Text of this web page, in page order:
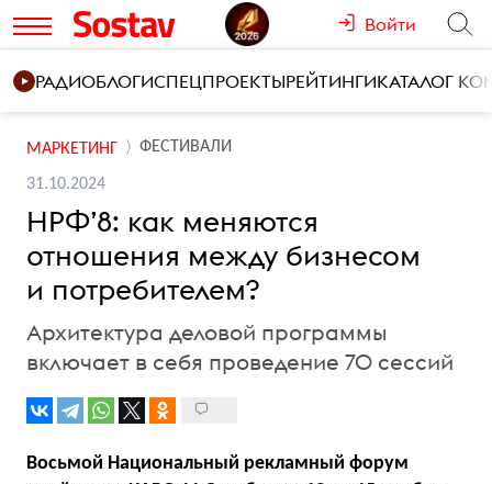
Войти
РАДИОБЛОГИСПЕЦПРОЕКТЫРЕЙТИНГИКАТАЛОГ
МАРКЕТИНГ ФЕСТИВАЛИ
31.10.2024
НРФ’8: как меняются
отношения между бизнесом
и потребителем?
Архитектура деловой программы
включает в себя проведение 70 сессий
Восьмой Национальный рекламный форум